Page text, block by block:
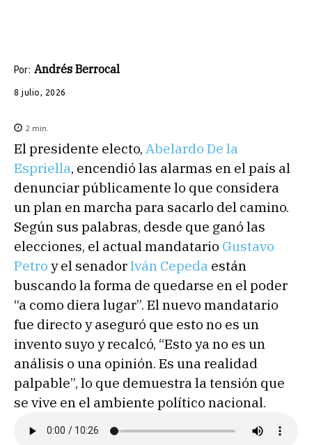
Por: Andrés Berrocal
8 julio, 2026
2 min.
El presidente electo, Abelardo De la
Espriella, encendió las alarmas en el país al
denunciar públicamente lo que considera
un plan en marcha para sacarlo del camino.
Según sus palabras, desde que ganó las
elecciones, el actual mandatario Gustavo
Petro y el senadorIván Cepeda están
buscando la forma de quedarse en el poder
“a como diera lugar”. El nuevo mandatario
fue directo y aseguró que esto no es un
invento suyo y recalcó, “Esto ya no es un
análisis o una opinión. Es una realidad
palpable”, lo que demuestra la tensión que
se vive en el ambiente político nacional.